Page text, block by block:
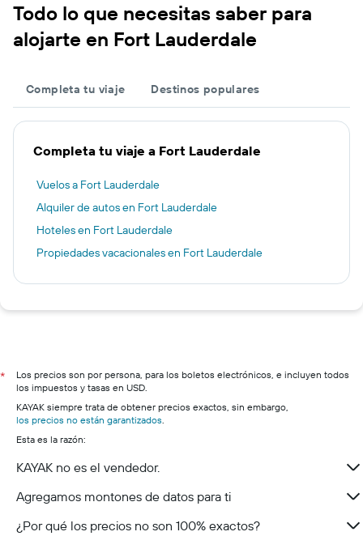
Todo lo que necesitas saber para
alojarte en Fort Lauderdale
Completa tu viaje Destinos populares
Completa tu viaje a Fort Lauderdale
Vuelos a Fort Lauderdale
Alquiler de autos en Fort Lauderdale
Hoteles en Fort Lauderdale
Propiedades vacacionales en Fort Lauderdale
*
Los precios son por persona, para los boletos electrónicos, e incluyen todos
los impuestos y tasas en USD.
KAYAK siempre trata de obtener precios exactos, sin embargo,
los precios no están garantizados.
Esta es la razón:
KAYAK no es el vendedor.
Agregamos montones de datos para ti
¿Por qué los precios no son 100% exactos?